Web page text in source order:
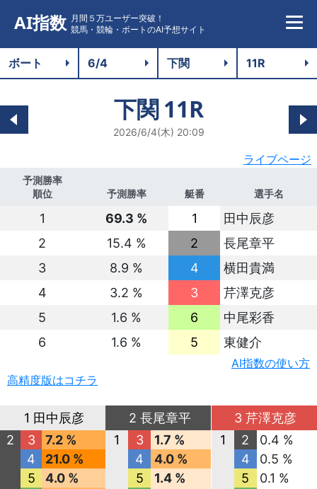
AI指数 月間５万ユーザー突破！
競馬・競輪・ボートのAI予想サイト
下関11R
2026/6/4(木) 20:09
ライブページ
予測勝率
順位
予測勝率 艇番 選手名
1 69.3 % 1
田中辰彦
2
15.4 % 2
長尾章平
3
8.9 % 4
横田貴満
4
3.2 % 3
芹澤克彦
5
1.6 % 6
中尾彩香
6
1.6 % 5 東健介
AI指数の使い方
高精度版はコチラ
1 田中辰彦
2
3
7.2 %
4
21.0 %
5
4.0 %
2 長尾章平
1
3
1.7 %
4
4.0 %
5
1.4 %
3 芹澤克彦
1
2
0.4 %
4
0.5 %
5
0.1 %